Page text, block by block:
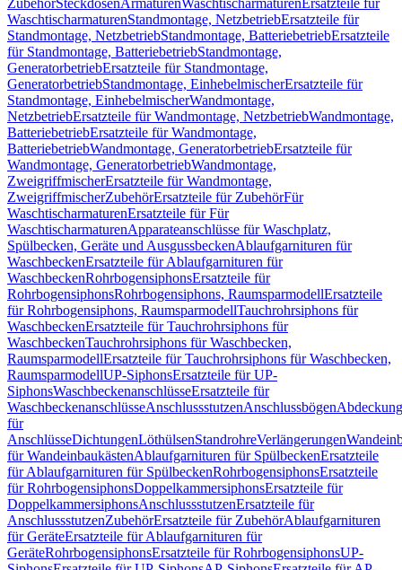
ZubehörSteckdosenArmaturenWaschtischarmaturen Ersatzteile für
WaschtischarmaturenStandmontage, NetzbetriebErsatzteile für
Standmontage, NetzbetriebStandmontage, BatteriebetriebErsatzteile
für Standmontage, BatteriebetriebStandmontage,
GeneratorbetriebErsatzteile für Standmontage,
GeneratorbetriebStandmontage, EinhebelmischerErsatzteile für
Standmontage, EinhebelmischerWandmontage,
NetzbetriebErsatzteile für Wandmontage, NetzbetriebWandmontage,
BatteriebetriebErsatzteile für Wandmontage,
BatteriebetriebWandmontage, GeneratorbetriebErsatzteile für
Wandmontage, GeneratorbetriebWandmontage,
ZweigriffmischerErsatzteile für Wandmontage,
ZweigriffmischerZubehörErsatzteile für ZubehörFür
WaschtischarmaturenErsatzteile für Für
WaschtischarmaturenApparateanschlüsse für Waschplatz,
Spülbecken, Geräte und AusgussbeckenAblaufgarnituren für
WaschbeckenErsatzteile für Ablaufgarnituren für
WaschbeckenRohrbogensiphonsErsatzteile für
RohrbogensiphonsRohrbogensiphons, RaumsparmodellErsatzteile
für Rohrbogensiphons, RaumsparmodellTauchrohrsiphons für
WaschbeckenErsatzteile für Tauchrohrsiphons für
WaschbeckenTauchrohrsiphons für Waschbecken,
RaumsparmodellErsatzteile für Tauchrohrsiphons für Waschbecken,
RaumsparmodellUP-SiphonsErsatzteile für UP-
SiphonsWaschbeckenanschlüsseErsatzteile für
WaschbeckenanschlüsseAnschlussstutzenAnschlussbögen
für
AnschlüsseDichtungenLöthülsenStandrohreVerlängerungen
für WandeinbaukästenAblaufgarnituren für SpülbeckenErsatzteile
für Ablaufgarnituren für SpülbeckenRohrbogensiphonsErsatzteile
für RohrbogensiphonsDoppelkammersiphonsErsatzteile für
DoppelkammersiphonsAnschlussstutzenErsatzteile für
AnschlussstutzenZubehörErsatzteile für ZubehörAblaufgarnituren
für GeräteErsatzteile für Ablaufgarnituren für
GeräteRohrbogensiphonsErsatzteile für RohrbogensiphonsUP-